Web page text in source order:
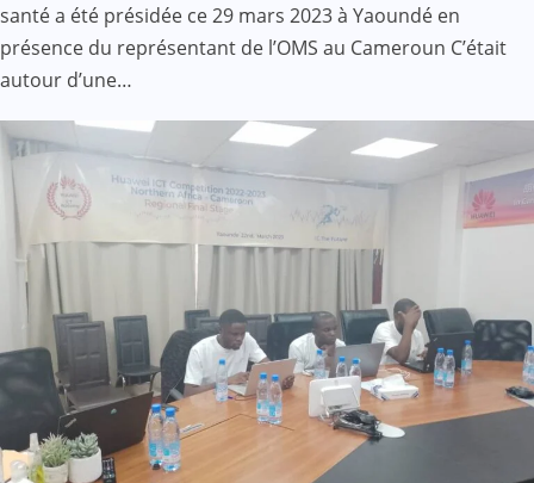
santé a été présidée ce 29 mars 2023 à Yaoundé en
présence du représentant de l’OMS au Cameroun C’était
autour d’une…